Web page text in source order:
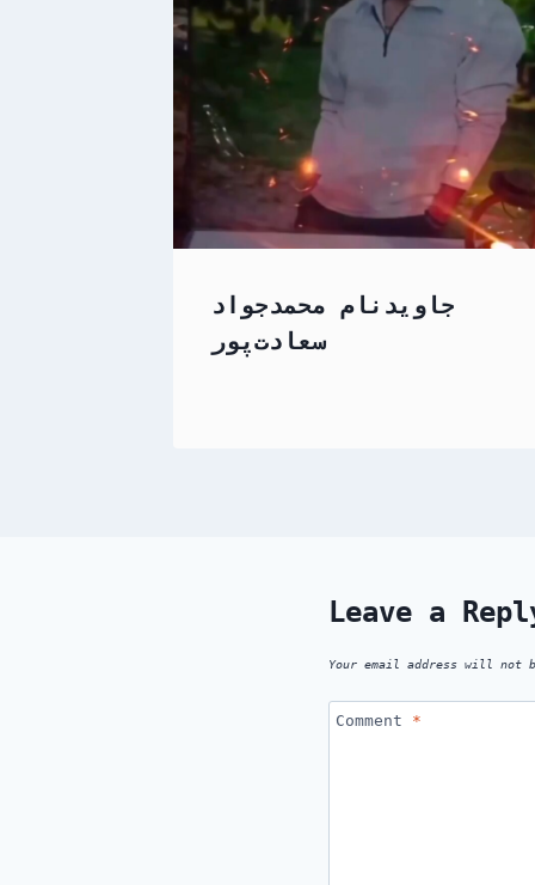
جاویدنام محمدجواد
سعادت‌پور
Leave a
Your email address will not
Comment *